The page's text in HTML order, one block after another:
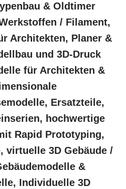
& Oldtimer
/ Filament,
Architekten, Planer &
und 3D-Druck
für Architekten &
Ersatzteile,
hochwertige
Rapid Prototyping,
virtuelle 3D Gebäude /
&
Individuelle 3D